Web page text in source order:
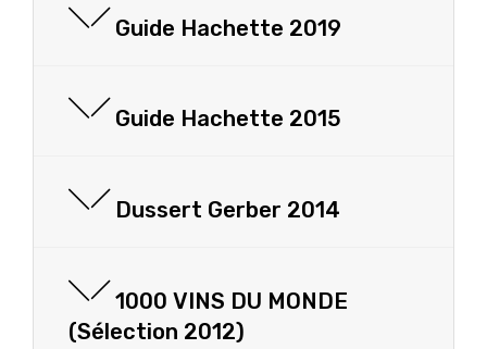
Guide Hachette 2019
Guide Hachette 2015
Dussert Gerber 2014
1000 VINS DU MONDE
(Sélection 2012)